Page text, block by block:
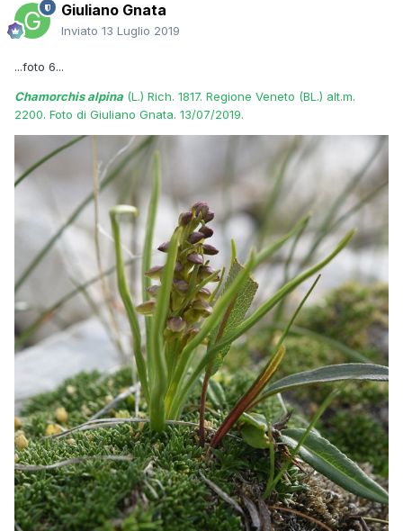
Giuliano Gnata
Inviato 13 Luglio 2019
...foto 6...
Chamorchis alpina (L.) Rich. 1817. Regione Veneto (BL.) alt.m.
2200. Foto di Giuliano Gnata. 13/07/2019.